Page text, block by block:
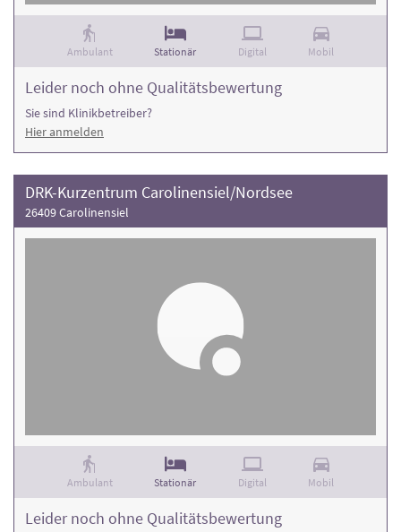
Ambulant Stationär Digital Mobil
Leider noch ohne Qualitätsbewertung
Sie sind Klinikbetreiber?
Hier anmelden
DRK-Kurzentrum Carolinensiel/Nordsee
26409 Carolinensiel
Ambulant Stationär Digital Mobil
Leider noch ohne Qualitätsbewertung